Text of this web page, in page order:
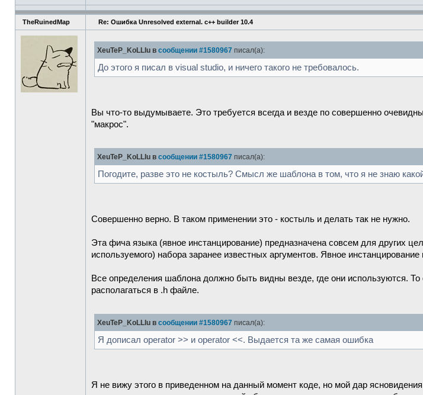
TheRuinedMap Re: Ошибка Unresolved external. c++ builder 10.4
XeuTeP_KoLLIu в сообщении #1580967 писал(а):
До этого я писал в visual studio, и ничего такого не требовалось.
Вы что-то выдумываете. Это требуется всегда и везде по совершенно
"макрос".
XeuTeP_KoLLIu в сообщении #1580967 писал(а):
Погодите, разве это не костыль? Смысл же шаблона в том, что я не знаю
Совершенно верно. В таком применении это - костыль и делать так не нужно.
Эта фича языка (явное инстанцирование) предназначена совсем для других
используемого) набора заранее известных аргументов. Явное
Все определения шаблона должно быть видны везде, где они используются.
располагаться в .h файле.
XeuTeP_KoLLIu в сообщении #1580967 писал(а):
Я дописал operator >> и operator <<. Выдается та же самая ошибка
Я не вижу этого в приведенном на данный момент коде, но мой дар